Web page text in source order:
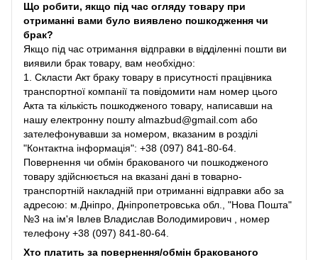
Що робити, якщо під час огляду товару при
отриманні вами було виявлено пошкодження чи
брак?
Якщо під час отримання відправки в відділенні пошти ви
виявили брак товару, вам необхідно:
1. Скласти Акт браку товару в присутності працівника
транспортної компанії та повідомити нам номер цього
Акта та кількість пошкодженого товару, написавши на
нашу електронну пошту almazbud@gmail.com або
зателефонувавши за номером, вказаним в розділі
"Контактна інформація": +38 (097) 841-80-64.
Повернення чи обмін бракованого чи пошкодженого
товару здійснюється на вказані дані в товарно-
транспортній накладній при отриманні відправки або за
адресою: м.Дніпро, Дніпропетровська обл., "Нова Пошта"
№3 на ім'я Івлев Владислав Володимирович , номер
телефону +38 (097) 841-80-64.
Хто платить за повернення/обмін бракованого